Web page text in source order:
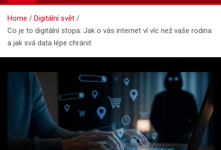
Home
Digitální svět
Co je to digitální stopa: Jak o vás internet ví víc než vaše rodina
a jak svá data lépe chránit